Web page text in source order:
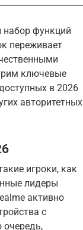
функций
переживает
ключевые
в 2026
авторитетных
игроки, как
лидеры
активно
с
очередь,